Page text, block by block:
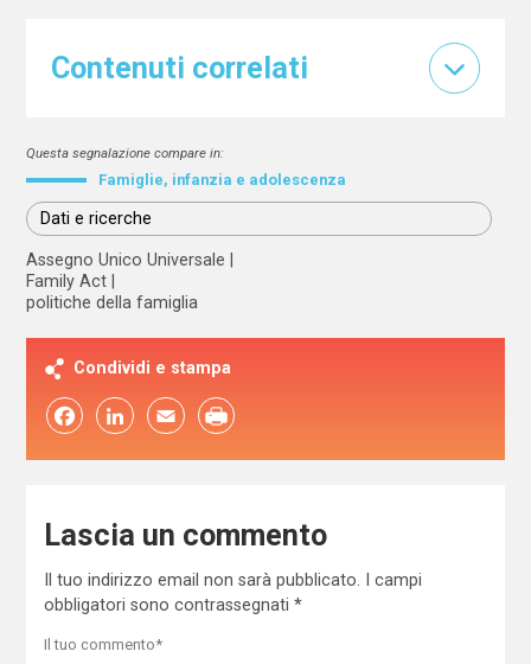
Contenuti correlati
Questa segnalazione compare in:
Famiglie, infanzia e adolescenza
Dati e ricerche
Assegno Unico Universale
Family Act
politiche della famiglia
Condividi e stampa
FacebookLinkedIn Email
Lascia un commento
Il tuo indirizzo email non sarà pubblicato.
I campi
obbligatori sono contrassegnati *